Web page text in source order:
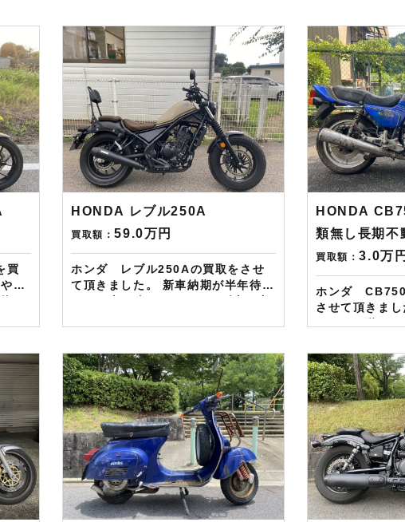
買
の
万
必
呈
え
な
HONDA レブル250A
買取額：59.0万円
ホンダ レブル250Aの買取をさせ
て頂きました。 新車納期が半年待ち
映させて頂きました。
——————– 現在LINE・HP・
FB・Instagramからご依頼のお客
様にAmazonギフトカード１万分を
進呈しております！ さらに特典とし
て↓↓↓ 現在バイク査定ドットコムで
はキャンペーンとして次回Amazon
ギフトカード1万円分が必ずもらえ
るスペシャルカードを贈呈中です。
2台目から半永続的に使えますし何
HONDA
類無し長期不
買取額：3.0万円
ホンダ
させて頂きました。 車検証
てしまい動か
車両でしたが
せていただき
いました。
LINE・HP・
ご依頼のお客
ード１万分を進
らに特典として↓↓↓ 現在バ
ドットコムで
次回Amazon
が必ずもらえ
贈呈中です。2